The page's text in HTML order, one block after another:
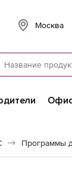
Москва
Программы